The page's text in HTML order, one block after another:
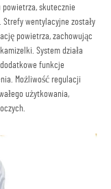
powietrza, skutecznie
wentylacyjne zostały
powietrza, zachowując
System działa
funkcje
Możliwość regulacji
użytkowania,